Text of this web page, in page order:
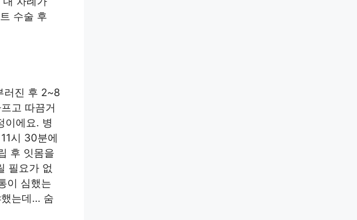
수술 후
러진 후 2~8
고 따끔거
이에요. 병
시 30분에
후 잇몸을
필요가 없
이 심했는
는데… 숨